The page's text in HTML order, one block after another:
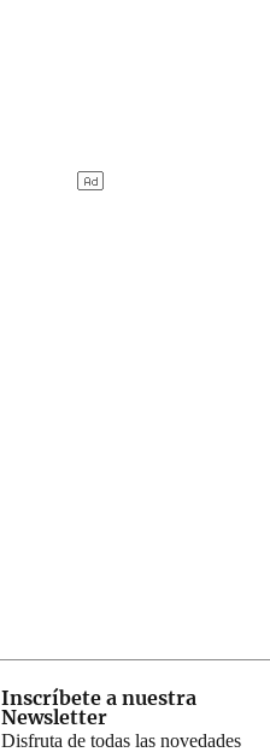
Inscríbete a nuestra
Newsletter
Disfruta de todas las novedades